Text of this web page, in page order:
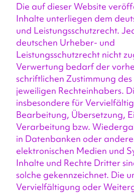
Die auf dieser Website
Inhalte unterliegen dem
und Leistungsschutzrecht.
deutschen Urheber- und
Leistungsschutzrecht nicht
Verwertung bedarf der
schriftlichen Zustimmung
jeweiligen Rechteinhabers.
insbesondere für
Bearbeitung, Übersetzung,
Verarbeitung bzw.
in Datenbanken oder
elektronischen Medien und
Inhalte und Rechte Dritter
solche gekennzeichnet. Die
Vervielfältigung oder